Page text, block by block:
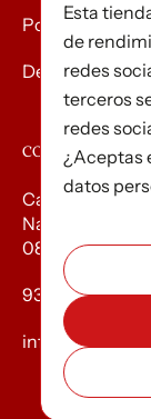
Política de
Devolución de
CONTACTO
Carrer
Nau A. Polígon
08754 El Papiol
93 673 12 12
info@efados.cat
Esta
de
redes
terceros
redes
¿Aceptas
datos